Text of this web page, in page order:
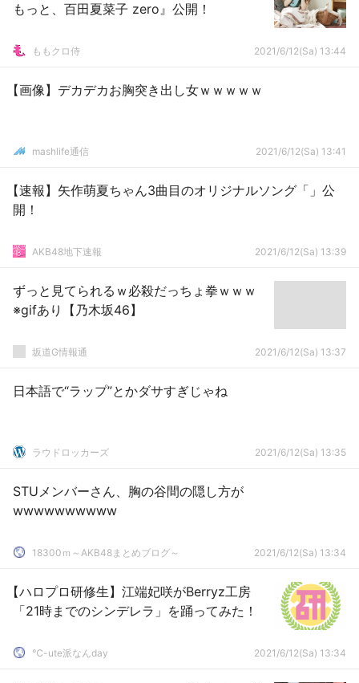
もっと、百田夏菜子 zero』公開！
ももクロ侍 2021/6/12(Sa) 13:44
【画像】デカデカお胸突き出し女ｗｗｗｗｗ
mashlife通信 2021/6/12(Sa) 13:41
【速報】矢作萌夏ちゃん3曲目のオリジナルソング「」公
開！
AKB48地下速報 2021/6/12(Sa) 13:39
ずっと見てられるｗ必殺だっちょ拳ｗｗｗ
※gifあり【乃木坂46】
坂道G情報通 2021/6/12(Sa) 13:37
日本語で“ラップ”とかダサすぎじゃね
ラウドロッカーズ 2021/6/12(Sa) 13:35
STUメンバーさん、胸の谷間の隠し方が
wwwwwwwwww
18300ｍ～AKB48まとめブログ～ 2021/6/12(Sa) 13:34
【ハロプロ研修生】江端妃咲がBerryz工房
「21時までのシンデレラ」を踊ってみた！
℃-ute派なんday 2021/6/12(Sa) 13:34